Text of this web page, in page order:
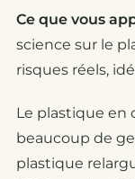
Ce que vous
science sur le
risques réels,
Le plastique en
beaucoup de
plastique